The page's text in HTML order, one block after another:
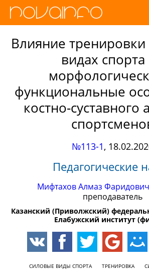
Влияние
видах спорта
функциональные
костно-суставного
№113-1,
Педагогические
Мифтахов Алмаз Фаридович
преподаватель
Казанский (Приволжский)
Елабужский институт
СИЛОВЫЕ ВИДЫ СПОРТА ТРЕНИРОВКА